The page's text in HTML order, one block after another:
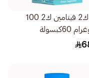
بريما ك2 فيتامين ك2 100